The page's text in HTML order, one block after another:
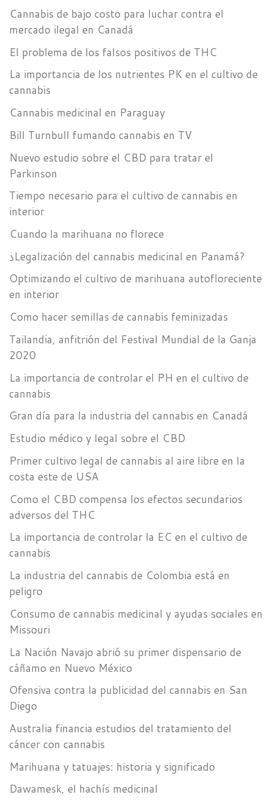
Cannabis de bajo costo para luchar contra el
mercado ilegal en Canadá
El problema de los falsos positivos de THC
La importancia de los nutrientes PK en el cultivo de
cannabis
Cannabis medicinal en Paraguay
Bill Turnbull fumando cannabis en TV
Nuevo estudio sobre el CBD para tratar el
Parkinson
Tiempo necesario para el cultivo de cannabis en
interior
Cuando la marihuana no florece
¿Legalización del cannabis medicinal en Panamá?
Optimizando el cultivo de marihuana autofloreciente
en interior
Como hacer semillas de cannabis feminizadas
Tailandia, anfitrión del Festival Mundial de la Ganja
2020
La importancia de controlar el PH en el cultivo de
cannabis
Gran día para la industria del cannabis en Canadá
Estudio médico y legal sobre el CBD
Primer cultivo legal de cannabis al aire libre en la
costa este de USA
Como el CBD compensa los efectos secundarios
adversos del THC
La importancia de controlar la EC en el cultivo de
cannabis
La industria del cannabis de Colombia está en
peligro
Consumo de cannabis medicinal y ayudas sociales en
Missouri
La Nación Navajo abrió su primer dispensario de
cáñamo en Nuevo México
Ofensiva contra la publicidad del cannabis en San
Diego
Australia financia estudios del tratamiento del
cáncer con cannabis
Marihuana y tatuajes: historia y significado
Dawamesk, el hachís medicinal